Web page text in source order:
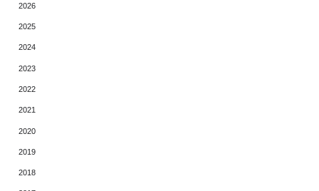
2026
2025
2024
2023
2022
2021
2020
2019
2018